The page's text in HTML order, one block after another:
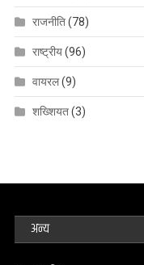
राजनीति(78)
राष्ट्रीय(96)
वायरल(9)
शख्शियत(3)
अन्य